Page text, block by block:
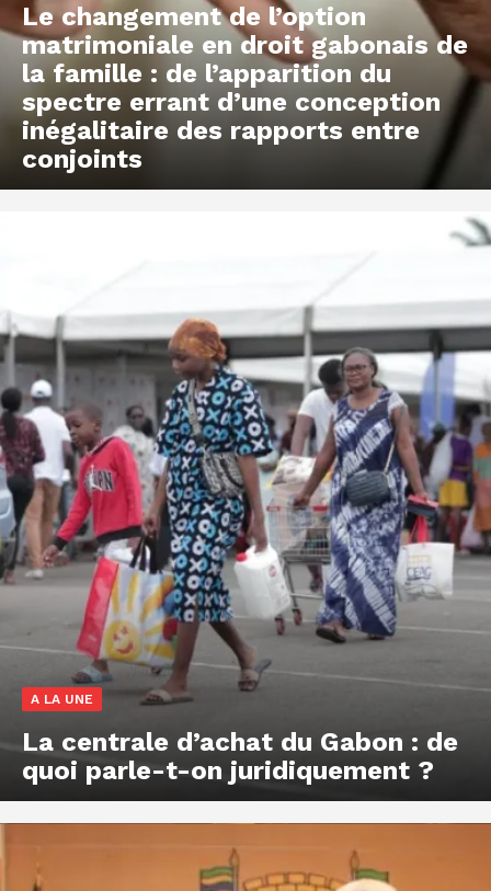
Le changement de l’option
matrimoniale en droit gabonais de
la famille : de l’apparition du
spectre errant d’une conception
inégalitaire des rapports entre
conjoints
A LA UNE
La centrale d’achat du Gabon : de
quoi parle-t-on juridiquement ?